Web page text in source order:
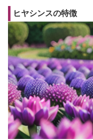
ヒヤシンスの特徴